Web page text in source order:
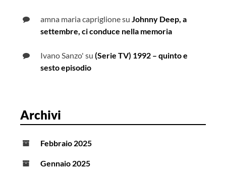
amna maria capriglionesu Johnny Deep, a
settembre, ci conduce nella memoria
Ivano Sanzo' su (Serie TV) 1992 – quinto e
sesto episodio
Archivi
Febbraio 2025
Gennaio 2025